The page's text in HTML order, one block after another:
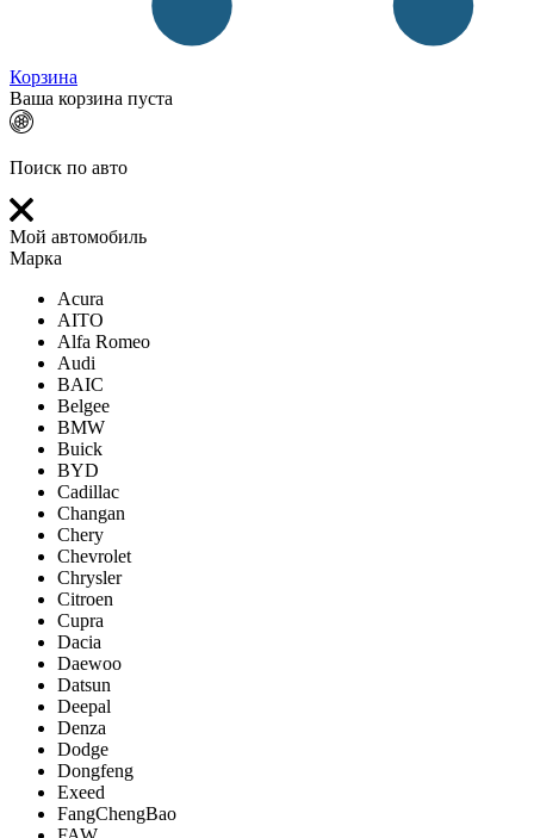
Корзина
Ваша корзина пуста
Поиск по авто
Мой автомобиль
Марка
Acura
AITO
Alfa Romeo
Audi
BAIC
Belgee
BMW
Buick
BYD
Cadillac
Changan
Chery
Chevrolet
Chrysler
Citroen
Cupra
Dacia
Daewoo
Datsun
Deepal
Denza
Dodge
Dongfeng
Exeed
FangChengBao